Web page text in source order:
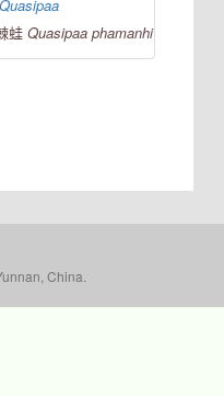
Quasipaa
蛙Quasipaa phamanhi
China.